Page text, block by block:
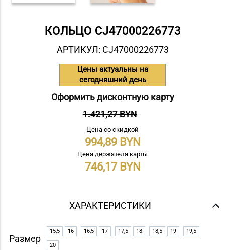
КОЛЬЦО СJ47000226773
АРТИКУЛ: СJ47000226773
Цены актуальны на
сегодняшний день
Оформить дисконтную карту
1.421,27 BYN
Цена со скидкой
994,89
Цена держателя карты
746,17
ХАРАКТЕРИСТИКИ
Размер
15,5 16 16,5 17 17,5 18 18,5 19 19,5
20